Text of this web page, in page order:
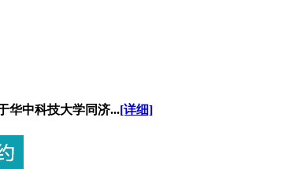
华中科技大学同济...[详细]